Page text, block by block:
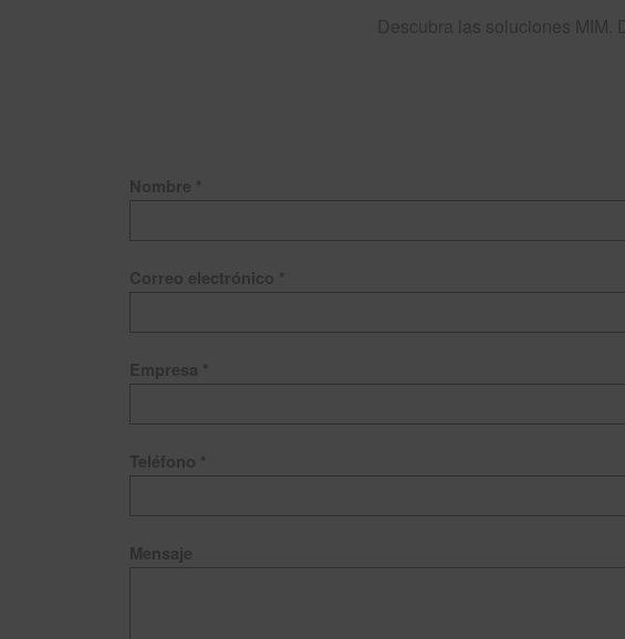
Descubra las soluciones MIM.
Nombre *
Correo electrónico *
Empresa *
Teléfono *
Mensaje